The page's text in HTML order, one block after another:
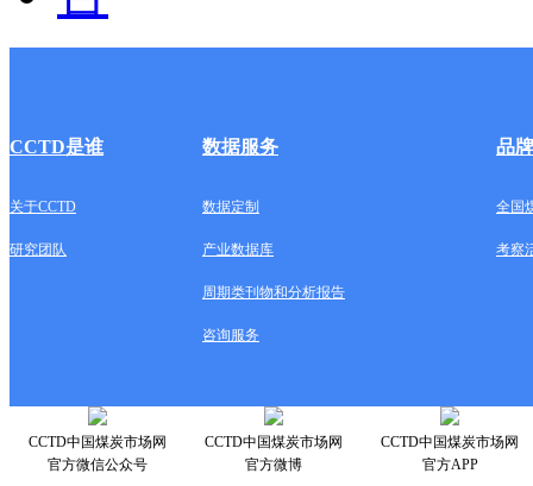
CCTD是谁 数据服务 品
关于CCTD 数据定制 全国
研究团队 产业数据库 考察
周期类刊物和分析报告
咨询服务
CCTD中国煤炭市场网
官方微信公众号
CCTD中国煤炭市场网
官方微博
CCTD中国煤炭市场网
官方APP